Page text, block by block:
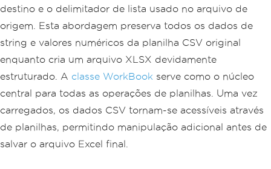
destino e o delimitador de lista usado no arquivo de
origem. Esta abordagem preserva todos os dados de
string e valores numéricos da planilha CSV original
enquanto cria um arquivo XLSX devidamente
estruturado. A classe WorkBook serve como o núcleo
central para todas as operações de planilhas. Uma vez
carregados, os dados CSV tornam-se acessíveis através
de planilhas, permitindo manipulação adicional antes de
salvar o arquivo Excel final.